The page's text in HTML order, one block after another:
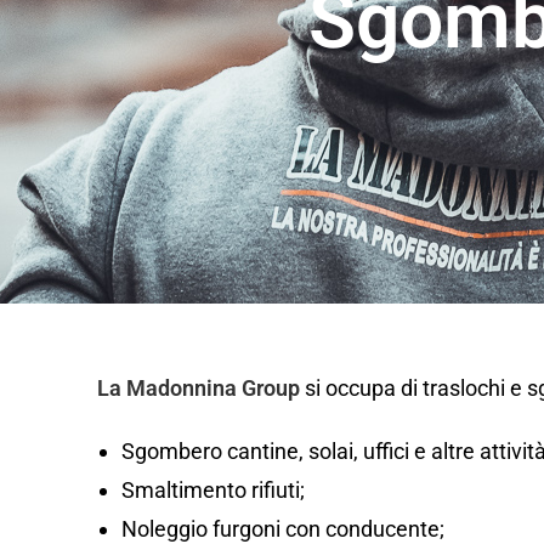
La Madonnina Group si occupa di traslochi e
Sgombero cantine, solai, uffici e altre
Smaltimento rifiuti;
Noleggio furgoni con conducente;